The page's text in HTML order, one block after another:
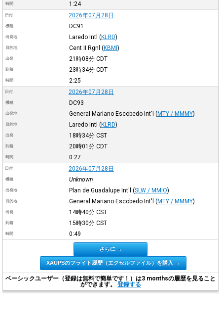
時間 1:24
日付 2026年07月28日
機種 DC91
出発地 Laredo Intl (KLRD)
目的地 Cent II Rgnl (KBMI)
出発 21時08分 CDT
到着 23時34分 CDT
時間 2:25
日付 2026年07月28日
機種 DC93
出発地 General Mariano Escobedo Int'l (MTY / MMMY)
目的地 Laredo Intl (KLRD)
出発 18時34分 CST
到着 20時01分 CDT
時間 0:27
日付 2026年07月28日
機種 Unknown
出発地 Plan de Guadalupe Int'l (SLW / MMIO)
目的地 General Mariano Escobedo Int'l (MTY / MMMY)
出発 14時40分 CST
到着 15時30分 CST
時間 0:49
さらに →
XAUPSのフライト履歴（エクセルファイル）を購入 →
ベーシックユーザー（登録は無料で簡単です！）は3 monthsの履歴を見ること
ができます。 登録する